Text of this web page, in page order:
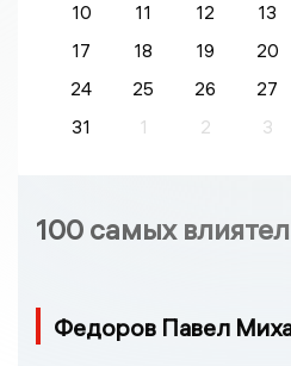
10
11 12 13
17
18 19 20
24
25 26 27
31
1 2 3
100 самых
Федоров Павел